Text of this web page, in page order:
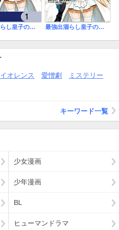
最強出涸らし皇子の暗躍帝位争い【分冊版】 最強出涸らし皇子の暗躍帝位争い
オレンス 愛憎劇
ミステリー
キーワード一覧
少女漫画
少年漫画
BL
ヒューマンドラマ